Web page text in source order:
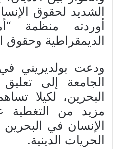
الشديد لحقوق
أوردته منظمة
الديمقراطية وحقوق
ودعت بولديريني
الجامعة إلى
البحرين، لكيلا
مزيد من التغطية
الإنسان في
الحريات الدينية.